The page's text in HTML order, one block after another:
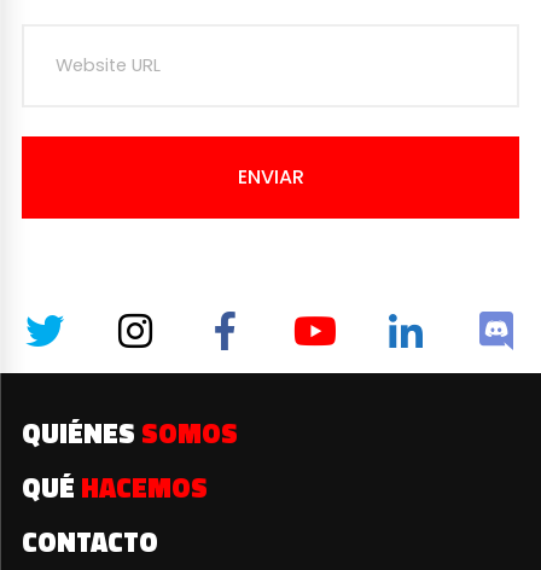
ENVIAR
QUIÉNES SOMOS
QUÉ HACEMOS
CONTACTO